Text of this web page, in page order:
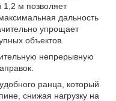
1,2 м позволяет
дальность
упрощает
объектов.
непрерывную
ранца, который
снижая нагрузку на